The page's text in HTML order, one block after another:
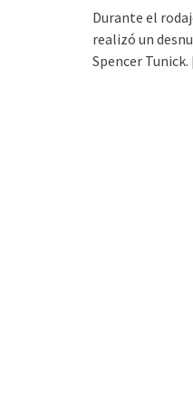
Durante el
realizó un
Spencer Tunick.